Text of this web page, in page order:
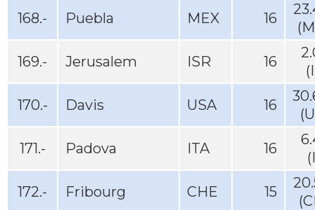
168.- Puebla MEX 16
169.- Jerusalem ISR 16
170.- Davis USA 16
171.- Padova ITA 16
172.- Fribourg CHE 15